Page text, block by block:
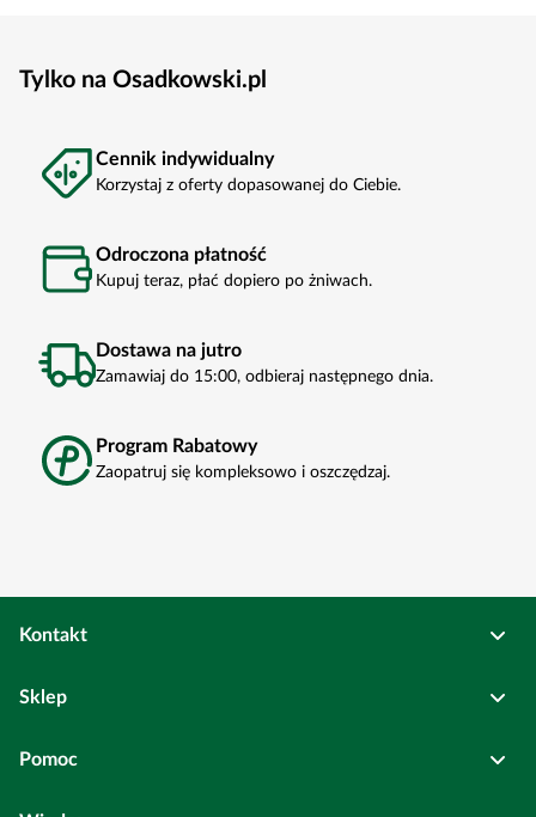
Tylko na Osadkowski.pl
Cennik indywidualny
Korzystaj z oferty dopasowanej do Ciebie.
Odroczona płatność
Kupuj teraz, płać dopiero po żniwach.
Dostawa na jutro
Zamawiaj do 15:00, odbieraj następnego dnia.
Program Rabatowy
Zaopatruj się kompleksowo i oszczędzaj.
Kontakt
Bierutów
Sklep
Wszystkie kategorie
Pomoc